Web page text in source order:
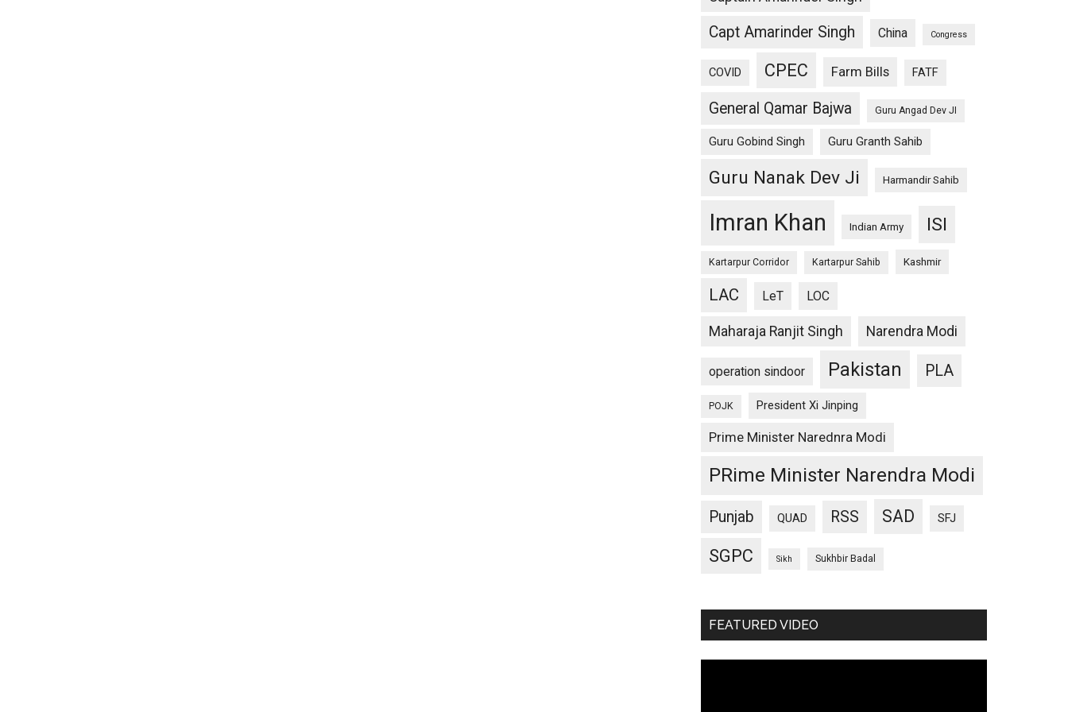
Capt Amarinder Singh China Congress
COVID CPEC Farm Bills FATF
General Qamar Bajwa Guru Angad Dev JI
Guru Gobind Singh Guru Granth Sahib
Guru Nanak Dev Ji Harmandir Sahib
Imran Khan Indian Army ISI
Kartarpur Corridor Kartarpur Sahib Kashmir
LAC LeT LOC
Maharaja Ranjit Singh Narendra Modi
operation sindoor Pakistan PLA
POJK President Xi Jinping
Prime Minister Narednra Modi
PRime Minister Narendra Modi
Punjab QUAD RSS SAD SFJ
SGPC Sikh Sukhbir Badal
FEATURED VIDEO